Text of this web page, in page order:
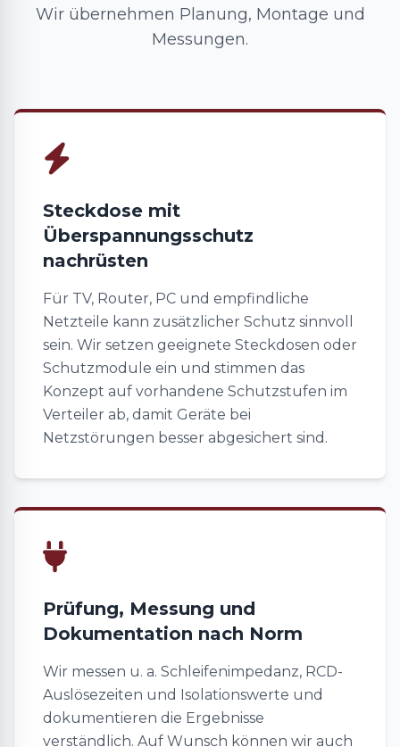
Wir übernehmen Planung, Montage und
Messungen.
Steckdose mit
Überspannungsschutz
nachrüsten
Für TV, Router, PC und empfindliche
Netzteile kann zusätzlicher Schutz sinnvoll
sein. Wir setzen geeignete Steckdosen oder
Schutzmodule ein und stimmen das
Konzept auf vorhandene Schutzstufen im
Verteiler ab, damit Geräte bei
Netzstörungen besser abgesichert sind.
Prüfung, Messung und
Dokumentation nach Norm
Wir messen u. a. Schleifenimpedanz, RCD-
Auslösezeiten und Isolationswerte und
dokumentieren die Ergebnisse
verständlich. Auf Wunsch können wir auch